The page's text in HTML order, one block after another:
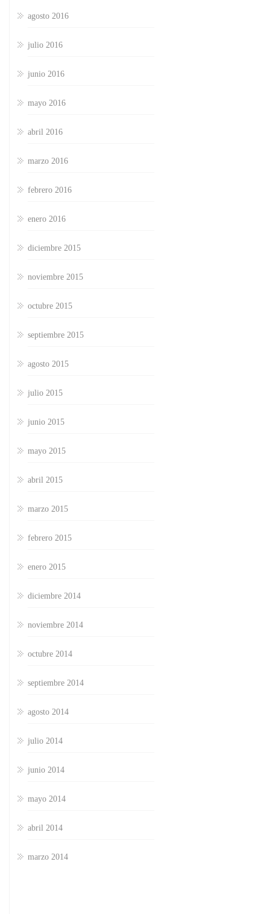
agosto 2016
julio 2016
junio 2016
mayo 2016
abril 2016
marzo 2016
febrero 2016
enero 2016
diciembre 2015
noviembre 2015
octubre 2015
septiembre 2015
agosto 2015
julio 2015
junio 2015
mayo 2015
abril 2015
marzo 2015
febrero 2015
enero 2015
diciembre 2014
noviembre 2014
octubre 2014
septiembre 2014
agosto 2014
julio 2014
junio 2014
mayo 2014
abril 2014
marzo 2014